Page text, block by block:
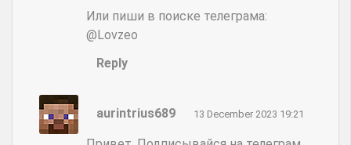
Или пиши в поиске телеграма:
@Lovzeo
Reply
aurintrius689 13 December 2023 19:21